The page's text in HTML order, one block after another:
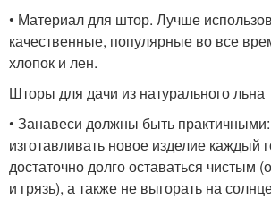
• Материал для штор. Лучше
качественные, популярные во все
хлопок и лен.
Шторы для дачи из натурального льна
• Занавеси должны быть
изготавливать новое изделие каждый
достаточно долго оставаться чистым
и грязь), а также не выгорать на